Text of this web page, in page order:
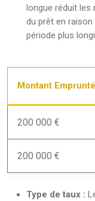
longue réduit les
du prêt en
période plus
Montant Emprunté
200 000 €
200 000 €
Type de taux :